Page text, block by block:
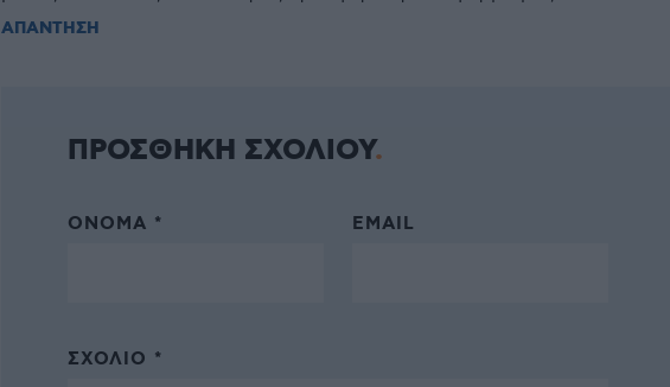
ΑΠΑΝΤΗΣΗ
ΠΡΟΣΘΗΚΗ ΣΧΟΛΙΟΥ
ΌΝΟΜΑ * EMAIL
ΣΧΌΛΙΟ *